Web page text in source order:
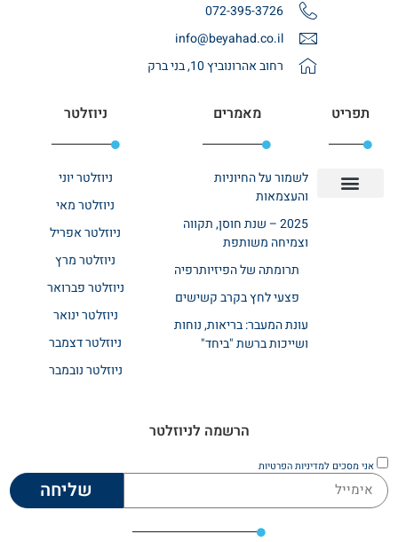
072-395-3726
info@beyahad.co.il
רחוב אהרונוביץ 10, בני ברק
תפריט מאמרים
לשמור על החיוניות
והעצמאות
2025 – שנת חוסן, תקווה
וצמיחה משותפת
תרומתה של הפיזיותרפיה
פצעי לחץ בקרב קשישים
עונת המעבר: בריאות, נוחות
ושייכות ברשת "ביחד"
ניוזלטר
ניוזלטר יוני
ניוזלטר מאי
ניוזלטר אפריל
ניוזלטר מרץ
ניוזלטר פברואר
ניוזלטר ינואר
ניוזלטר דצמבר
ניוזלטר נובמבר
הרשמה לניוזלטר
אני מסכים למדיניות הפרטיות
שליחה